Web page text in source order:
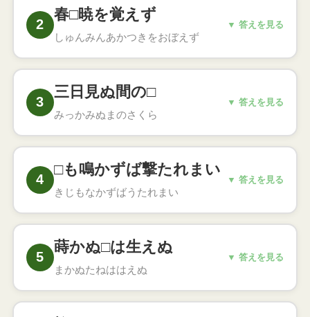
立派だということ
2
春□暁を覚えず
しゅんみんあかつきをおぼえず
▼ 答えを見る
こたえ
春眠暁を覚えず
春の夜は気持ちよくてつい寝過ごしてしまう
こと（孟浩然の漢詩）
○
3
三日見ぬ間の□
みっかみぬまのさくら
▼ 答えを見る
こたえ
三日見ぬ間の桜 ○
4
□も鳴かずば撃たれまい
きじもなかずばうたれまい
▼ 答えを見る
こたえ
雉も鳴かずば撃たれまい
余計なことを言わなければ災難を招かないと
いうこと
○
5
蒔かぬ□は生えぬ
まかぬたねははえぬ
▼ 答えを見る
こたえ
蒔かぬ種は生えぬ
何もしなければ良い結果は生まれないという
○